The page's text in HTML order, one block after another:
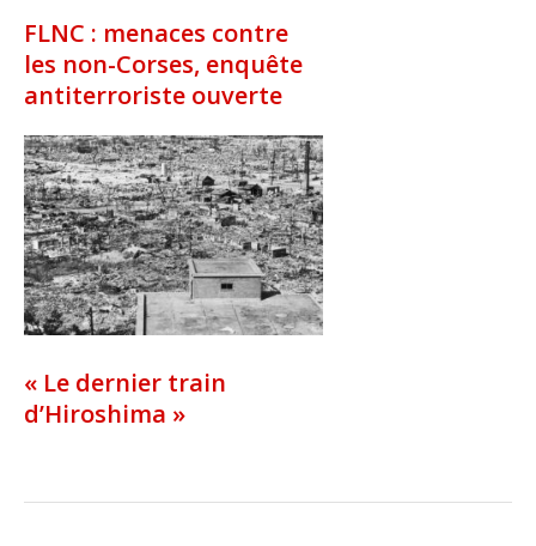
FLNC : menaces contre
les non-Corses, enquête
antiterroriste ouverte
« Le dernier train
d’Hiroshima »